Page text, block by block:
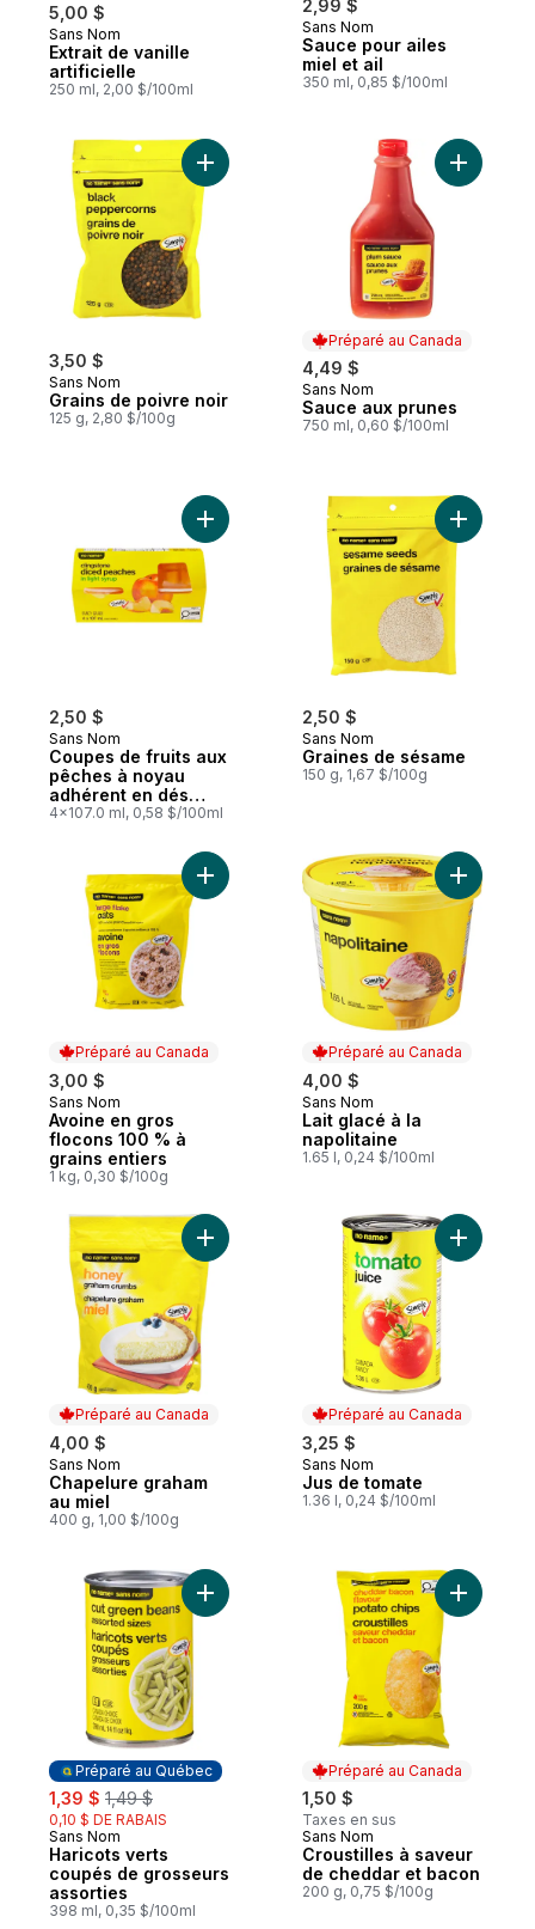
5,00 $
Préparé au Canada
Sans Nom
Extrait de vanille
artificielle
250 ml, 2,00 $/100ml
2,99 $
Sans Nom
Sauce pour ailes
miel et ail
350 ml, 0,85 $/100ml
3,50 $
Sans Nom
Grains de poivre noir
125 g, 2,80 $/100g
Ajouter Grains de poivre noir au panier
Préparé au Canada
4,49 $
Préparé au Canada
Sans Nom
Sauce aux prunes
750 ml, 0,60 $/100ml
Ajouter
2,50 $
Sans Nom
Coupes de fruits aux
pêches à noyau
adhérent en dés
dans un sirop léger
4x107.0 ml, 0,58 $/100ml
Ajouter Coupes de fruits aux pêches à
2,50 $
Sans Nom
Graines de sésame
150 g, 1,67 $/100g
Ajouter
Préparé au Canada
3,00 $
Préparé au Canada
Sans Nom
Avoine en gros
flocons 100 % à
grains entiers
1 kg, 0,30 $/100g
Préparé au Canada
4,00 $
Préparé au Canada
Sans Nom
Lait glacé à la
napolitaine
1.65 l, 0,24 $/100ml
Ajouter
Préparé au Canada
4,00 $
Préparé au Canada
Sans Nom
Chapelure graham
au miel
400 g, 1,00 $/100g
Ajouter Chapelure graham au
Préparé au Canada
3,25 $
Préparé au Canada
Sans Nom
Jus de tomate
1.36 l, 0,24 $/100ml
Ajouter
Préparé au Québec
sale:
1,39 $ , formerly:
1,49 $
0,10 $ DE RABAIS
Préparé au Québec
Sans Nom
Haricots verts
coupés de grosseurs
assorties
398 ml, 0,35 $/100ml
Ajouter Haricots verts coupés de
Préparé au Canada
1,50 $
Taxes en sus
Préparé au Canada
Sans Nom
Croustilles à saveur
de cheddar et bacon
200 g, 0,75 $/100g
Ajouter